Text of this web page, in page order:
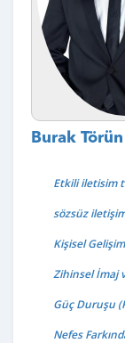
Burak Törün
Etkili iletisim
sözsüz
Kişisel Gelişim
Zihinsel İmaj
Güç Duruşu
Nefes